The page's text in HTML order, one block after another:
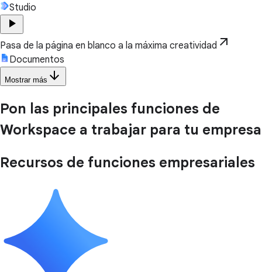
Studio
play_arrow
Pasa de la página en blanco a la máxima creatividad arrow_outward
Documentos
Mostrar más arrow_downward
Pon las principales funciones de
Workspace a trabajar para tu empresa
Recursos de funciones empresariales